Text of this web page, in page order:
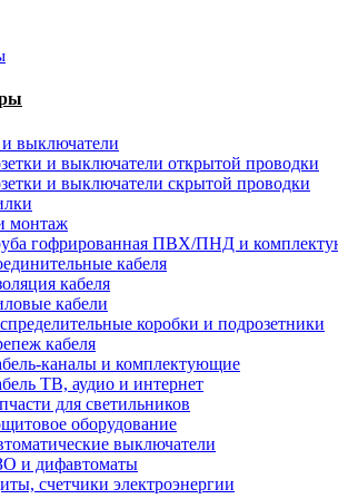
и выключатели
и выключатели открытой проводки
и выключатели скрытой проводки
монтаж
гофрированная ПВХ/ПНД и
кабеля
кабеля
кабели
коробки и подрозетники
кабеля
каналы и комплектующие
ТВ, аудио и интернет
для светильников
оборудование
выключатели
и дифавтоматы
счетчики электроэнергии